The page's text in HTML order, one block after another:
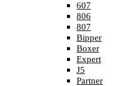
607
806
807
Bipper
Boxer
Expert
J5
Partner